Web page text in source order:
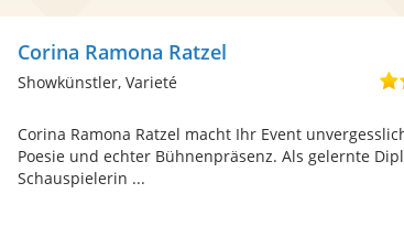
Corina Ramona Ratzel
Showkünstler, Varieté
Corina Ramona Ratzel macht Ihr Event
Poesie und echter Bühnenpräsenz. Als gelernte
Schauspielerin ...